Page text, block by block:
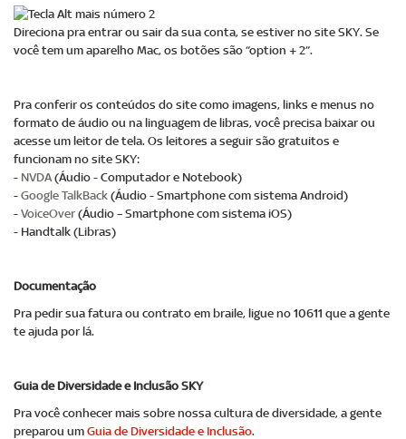
Direciona pra entrar ou sair da sua conta, se estiver no site SKY. Se
você tem um aparelho Mac, os botões são “option + 2”.
Pra conferir os conteúdos do site como imagens, links e menus no
formato de áudio ou na linguagem de libras, você precisa baixar ou
acesse um leitor de tela. Os leitores a seguir são gratuitos e
funcionam no site SKY:
- NVDA (Áudio - Computador e Notebook)
- Google TalkBack (Áudio - Smartphone com sistema Android)
- VoiceOver (Áudio – Smartphone com sistema iOS)
- Handtalk (Libras)
Documentação
Pra pedir sua fatura ou contrato em braile, ligue no 10611 que a gente
te ajuda por lá.
Guia de Diversidade e Inclusão SKY
Pra você conhecer mais sobre nossa cultura de diversidade, a gente
preparou um Guia de Diversidade e Inclusão.